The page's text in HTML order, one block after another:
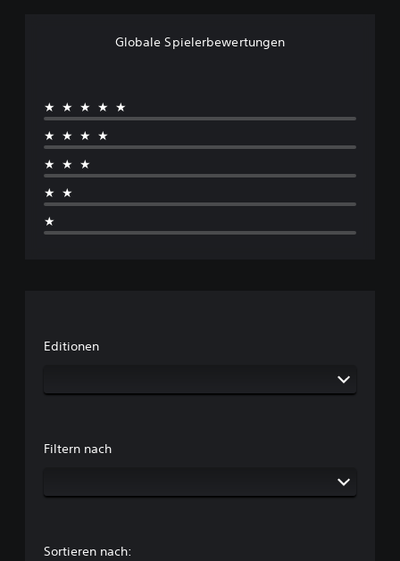
Globale Spielerbewertungen
★★★★★
★★★★
★★★
★★
★
Editionen
Filtern nach
Sortieren nach: